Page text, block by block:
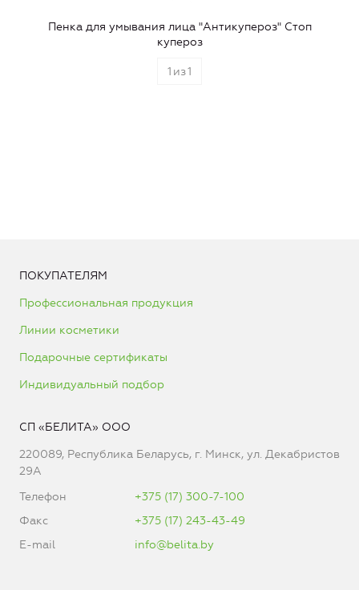
Пенка для умывания лица "Антикупероз" Стоп
купероз
1 из1
ПОКУПАТЕЛЯМ
Профессиональная продукция
Линии косметики
Подарочные сертификаты
Индивидуальный подбор
СП «БЕЛИТА» ООО
220089, Республика Беларусь, г. Минск, ул. Декабристов
29А
Телефон
+375 (17) 300-7-100
Факс
+375 (17) 243-43-49
E-mail
info@belita.by